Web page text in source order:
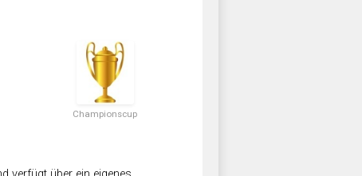
Championscup